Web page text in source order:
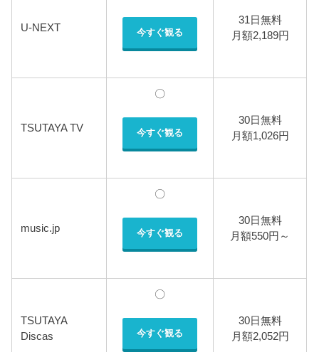
U-NEXT 今すぐ観る
31日無料
月額2,189円
TSUTAYA TV
〇
今すぐ観る
30日無料
月額1,026円
music.jp
〇
今すぐ観る
30日無料
月額550円～
TSUTAYA
Discas
〇
今すぐ観る
30日無料
月額2,052円